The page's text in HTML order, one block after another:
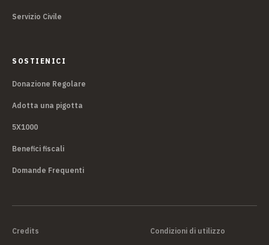
Servizio Civile
SOSTIENICI
Donazione Regolare
Adotta una pigotta
5X1000
Benefici fiscali
Domande Frequenti
Credits Condizioni di utilizzo